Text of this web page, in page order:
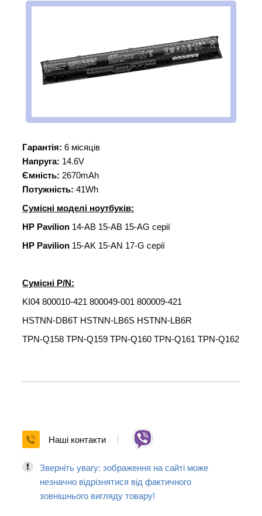
Гарантія: 6 місяців
Напруга: 14.6V
Ємність: 2670mAh
Потужність: 41Wh
Сумісні моделі ноутбуків:
HP Pavilion 14-AB 15-AB 15-AG серії
HP Pavilion 15-AK 15-AN 17-G серії
Сумісні P/N:
KI04 800010-421 800049-001 800009-421
HSTNN-DB6T HSTNN-LB6S HSTNN-LB6R
TPN-Q158 TPN-Q159 TPN-Q160 TPN-Q161 TPN-Q162
Наші контакти
Зверніть увагу: зображення на сайті може
незначно відрізнятися від фактичного
зовнішнього вигляду товару!